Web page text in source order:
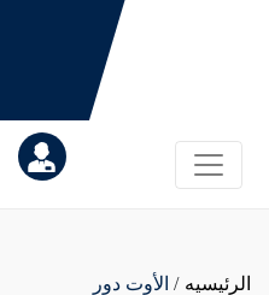
الرئيسيه / الأوت دور